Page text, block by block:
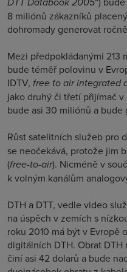
8 miliónů zákazníků
dohromady generovat
Mezi předpokládanými 213
bude téměř polovinu v
IDTV, free to air integrated
jako druhý či třetí přijímač v
bude asi 30 miliónů a bude
Růst satelitních služeb pro
se neočekává, protože jim
(free-to-air). Nicméně v
k volným kanálům
DTH a DTT, vedle video
na úspěch v zemích s
roku 2010 má být v Evropě
digitálních DTH. Obrat
činí asi 42 dolarů a bude